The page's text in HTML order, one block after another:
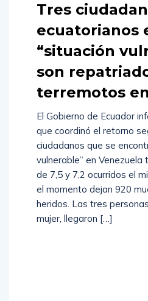
Tres
ecuatorianos
“situación
son
terremotos
El Gobierno de Ecuador
que coordinó el retorno
ciudadanos que se
vulnerable” en
de 7,5 y 7,2 ocurridos el
el momento dejan 920
heridos. Las tres
mujer, llegaron […]